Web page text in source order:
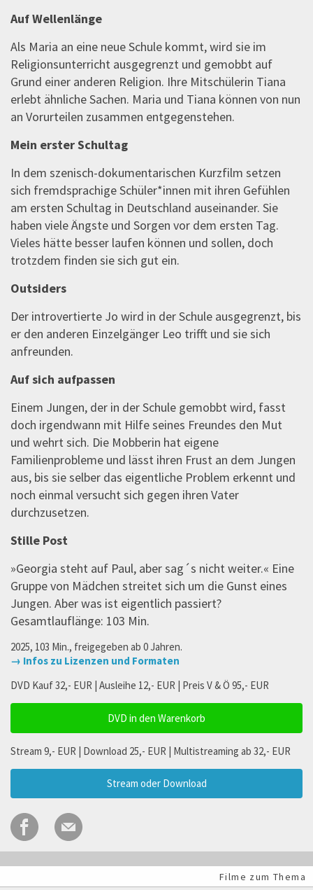
Auf Wellenlänge
Als Maria an eine neue Schule kommt, wird sie im
Religionsunterricht ausgegrenzt und gemobbt auf
Grund einer anderen Religion. Ihre Mitschülerin Tiana
erlebt ähnliche Sachen. Maria und Tiana können von nun
an Vorurteilen zusammen entgegenstehen.
Mein erster Schultag
In dem szenisch-dokumentarischen Kurzfilm setzen
sich fremdsprachige Schüler*innen mit ihren Gefühlen
am ersten Schultag in Deutschland auseinander. Sie
haben viele Ängste und Sorgen vor dem ersten Tag.
Vieles hätte besser laufen können und sollen, doch
trotzdem finden sie sich gut ein.
Outsiders
Der introvertierte Jo wird in der Schule ausgegrenzt, bis
er den anderen Einzelgänger Leo trifft und sie sich
anfreunden.
Auf sich aufpassen
Einem Jungen, der in der Schule gemobbt wird, fasst
doch irgendwann mit Hilfe seines Freundes den Mut
und wehrt sich. Die Mobberin hat eigene
Familienprobleme und lässt ihren Frust an dem Jungen
aus, bis sie selber das eigentliche Problem erkennt und
noch einmal versucht sich gegen ihren Vater
durchzusetzen.
Stille Post
»Georgia steht auf Paul, aber sag´s nicht weiter.« Eine
Gruppe von Mädchen streitet sich um die Gunst eines
Jungen. Aber was ist eigentlich passiert?
Gesamtlauflänge: 103 Min.
2025, 103 Min., freigegeben ab 0 Jahren.
→ Infos zu Lizenzen und Formaten
DVD Kauf 32,- EUR | Ausleihe 12,- EUR | Preis V & Ö 95,- EUR
DVD in den Warenkorb
Stream 9,- EUR | Download 25,- EUR | Multistreaming ab 32,- EUR
Stream oder Download
Filme zum Thema